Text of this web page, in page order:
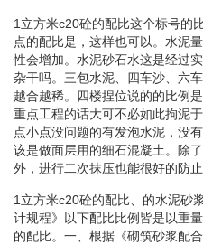
1立方米c20砼的配比这个标号的
点的配比是，这样也可以。水泥
性会增加。水泥砂石水这是经过
杂干吗。三包水泥、四车沙、六
越合越稀。四楼捏位说的的比例
重点工程的话大可不必如此拘泥
点小点没问题的有发泡水泥，没
该是做面层用的细石混凝土。除
外，进行二次抹压也能很好的防止
1立方米c20砼的配比、的水泥砂
计规程》以下配比比例皆是以重
的配比。一、根据《砌筑砂浆配